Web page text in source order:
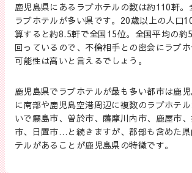
鹿児島県にあるラブホテルの数は約110軒
ラブホテルが多い県です。20歳以上の人口
算すると約8.5軒で全国15位。全国平均の約
回っているので、不倫相手との密会にラブ
可能性は高いと言えるでしょう。
鹿児島県でラブホテルが最も多い都市は鹿
に南部や鹿児島空港周辺に複数のラブホテ
いで霧島市、曽於市、薩摩川内市、鹿屋市
市、日置市…と続きますが、郡部も含めた
テルがあることが鹿児島県の特徴です。